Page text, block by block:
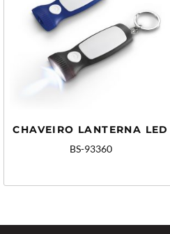
CHAVEIRO LANTERNA LED
BS-93360